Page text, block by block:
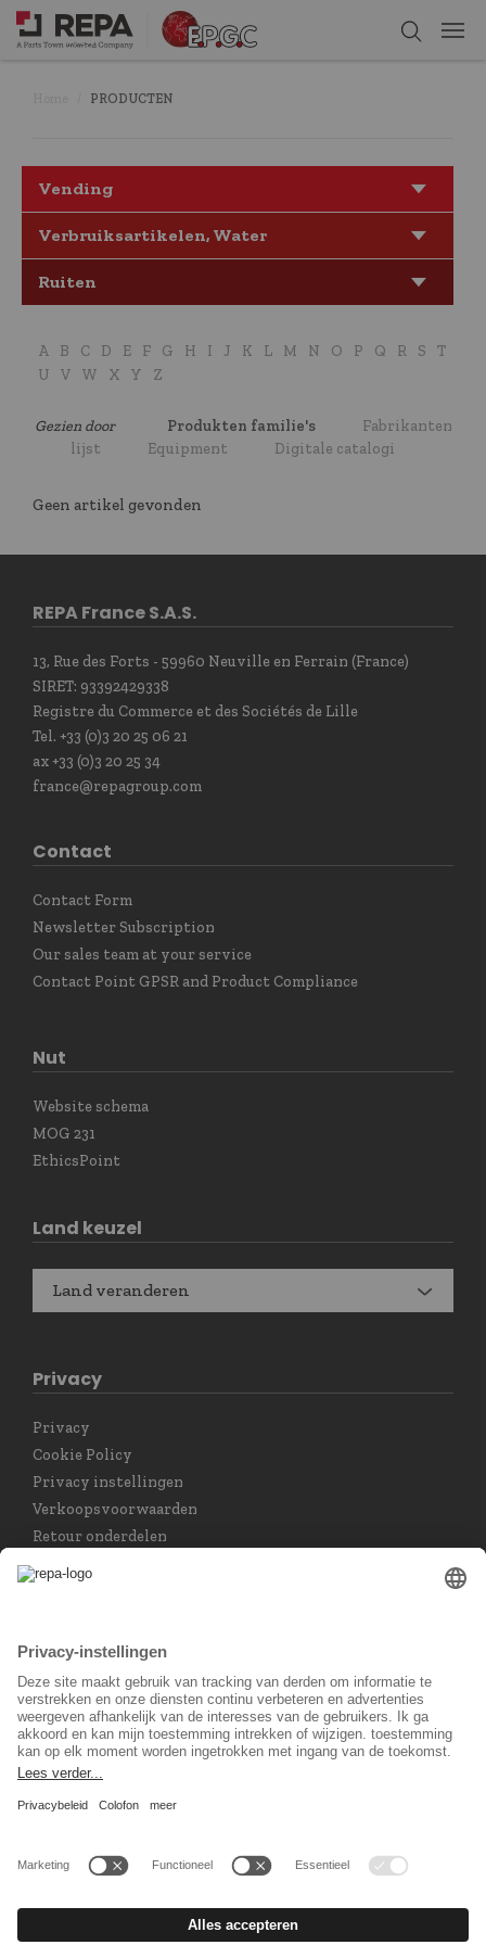
PRODUCTEN
Vending
Verbruiksartikelen, Water
Ruiten
A B C D E F G H I J K L M N O P Q R S
T
U
V W X Y Z
Gezien door Produkten familie's
Fabrikanten
lijst
Equipment Digitale catalogi
Geen artikel gevonden
REPA France S.A.S.
13, Rue des Forts - 59960 Neuville en Ferrain (France)
SIRET: 93392429338
Registre du Commerce et des Sociétés de Lille
Tel. +33 (0)3 20 25 06 21
ax +33 (0)3 20 25 34
france@repagroup.com
Contact
Contact Form
Newsletter Subscription
Our sales team at your service
Contact Point GPSR and Product Compliance
Nut
Website schema
MOG 231
EthicsPoint
Land keuzel
Land veranderen
Privacy
Privacy
Cookie Policy
Privacy instellingen
Verkoopsvoorwaarden
Retour onderdelen
Nederlands
Sociaal Netwerk
© 2026 REPA Holding GmbH. All rights reserved